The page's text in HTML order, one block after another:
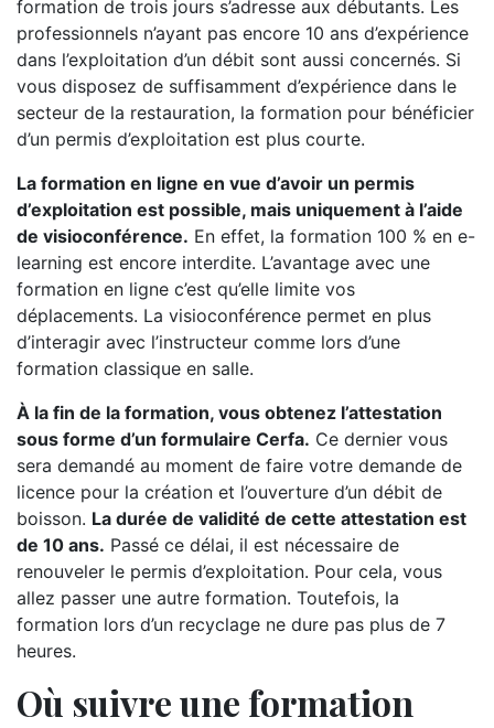
formation de trois jours s’adresse aux débutants. Les
professionnels n’ayant pas encore 10 ans d’expérience
dans l’exploitation d’un débit sont aussi concernés. Si
vous disposez de suffisamment d’expérience dans le
secteur de la restauration, la formation pour bénéficier
d’un permis d’exploitation est plus courte.
La formation en ligne en vue d’avoir un permis
d’exploitation est possible, mais uniquement à l’aide
de visioconférence. En effet, la formation 100 % en e-
learning est encore interdite. L’avantage avec une
formation en ligne c’est qu’elle limite vos
déplacements. La visioconférence permet en plus
d’interagir avec l’instructeur comme lors d’une
formation classique en salle.
À la fin de la formation, vous obtenez l’attestation
sous forme d’un formulaire Cerfa. Ce dernier vous
sera demandé au moment de faire votre demande de
licence pour la création et l’ouverture d’un débit de
boisson. La durée de validité de cette attestation est
de 10 ans. Passé ce délai, il est nécessaire de
renouveler le permis d’exploitation. Pour cela, vous
allez passer une autre formation. Toutefois, la
formation lors d’un recyclage ne dure pas plus de 7
heures.
Où suivre une formation